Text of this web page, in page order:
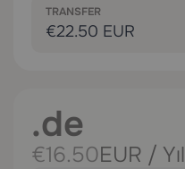
TRANSFER
€22.50 EUR
.de
€16.50EUR / Yıl